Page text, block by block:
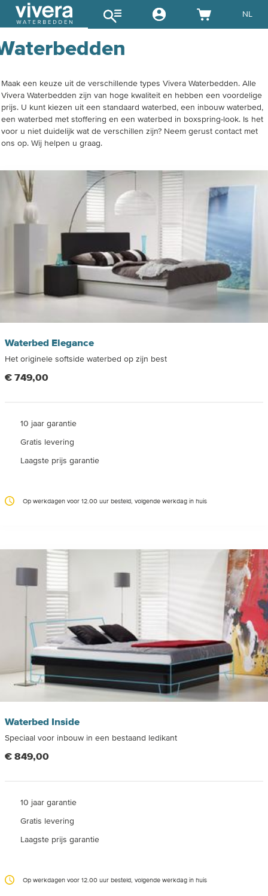
NL
Maak een keuze uit de verschillende types Vivera Waterbedden. Alle
Vivera Waterbedden zijn van hoge kwaliteit en hebben een voordelige
prijs. U kunt kiezen uit een standaard waterbed, een inbouw waterbed,
een waterbed met stoffering en een waterbed in boxspring-look. Is het
voor u niet duidelijk wat de verschillen zijn? Neem gerust contact met
ons op. Wij helpen u graag.
Waterbed Elegance
Het originele softside waterbed op zijn best
€ 749,00
10 jaar garantie
Gratis levering
Laagste prijs garantie
Op werkdagen voor 12.00 uur besteld, volgende werkdag in huis
Waterbed Inside
Speciaal voor inbouw in een bestaand ledikant
€ 849,00
10 jaar garantie
Gratis levering
Laagste prijs garantie
Op werkdagen voor 12.00 uur besteld, volgende werkdag in huis